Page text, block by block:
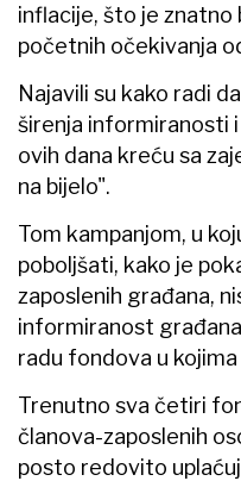
inflacije, što je znatno
početnih očekivanja
Najavili su kako radi
širenja informiranosti
ovih dana kreću sa
na bijelo".
Tom kampanjom, u
poboljšati, kako je
zaposlenih građana,
informiranost
radu fondova u
Trenutno sva četiri
članova-zaposlenih
posto redovito